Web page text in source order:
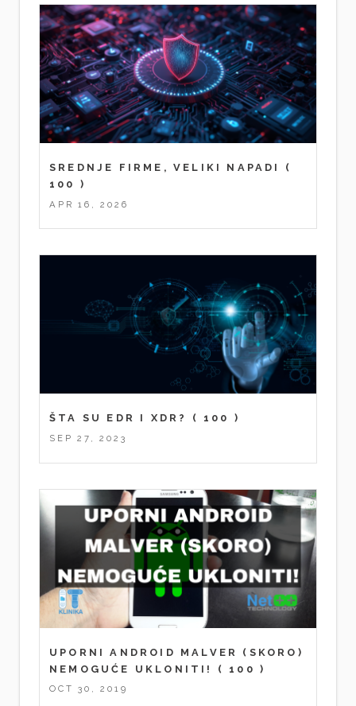
SREDNJE FIRME, VELIKI NAPADI
(
100 )
APR 16, 2026
ŠTA SU EDR I XDR? ( 100 )
SEP 27, 2023
UPORNI ANDROID MALVER (SKORO)
NEMOGUĆE UKLONITI!
( 100 )
OCT 30, 2019